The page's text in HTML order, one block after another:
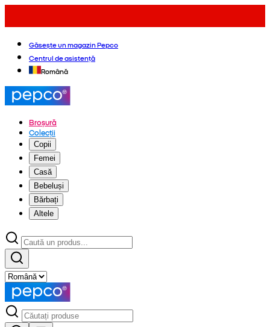
Găsește un magazin Pepco
Centrul de asistență
Română
Broșură
Colecții
Copii
Femei
Casă
Bebeluși
Bărbați
Altele